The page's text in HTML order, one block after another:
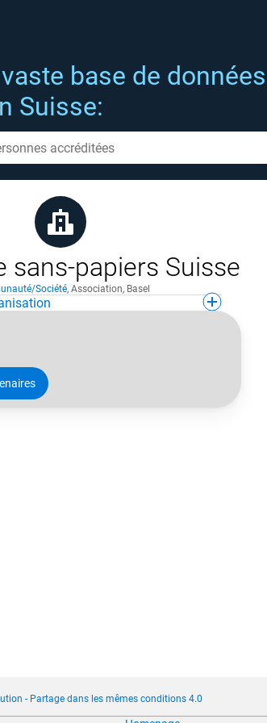
base de données
Suisse:
sans-papiers Suisse
Société, Association, Basel
- Partage dans les mêmes conditions 4.0